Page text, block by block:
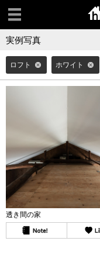
実例写真
ロフト ホワイト
透き間の家